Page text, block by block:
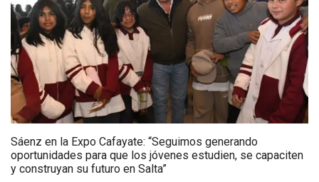
Sáenz en la Expo Cafayate: “Seguimos generando
oportunidades para que los jóvenes estudien, se capaciten
y construyan su futuro en Salta”